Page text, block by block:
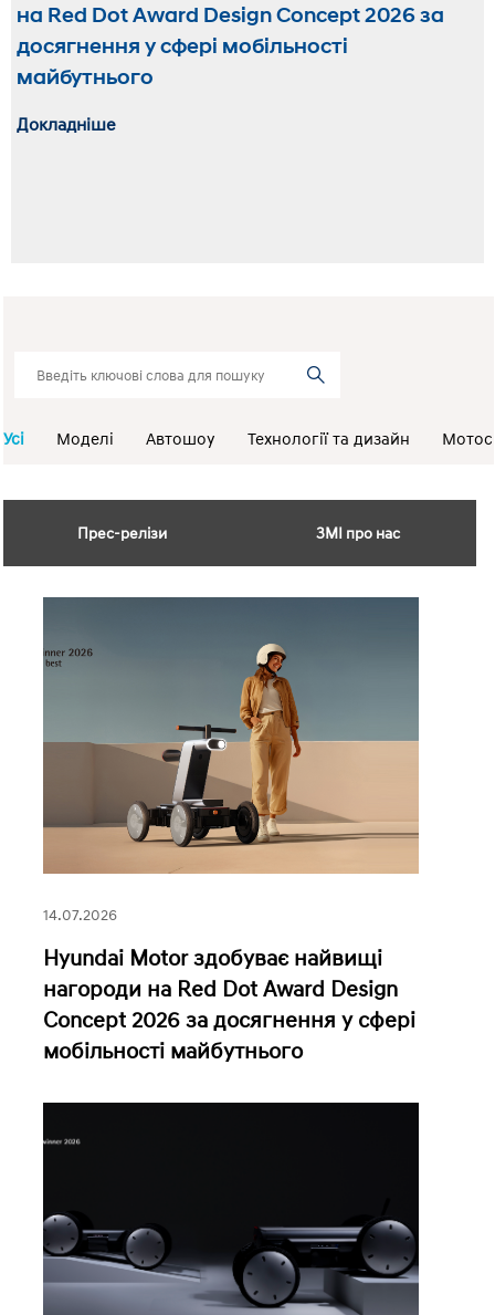
на Red Dot Award Design Concept 2026 за
досягнення у сфері мобільності
майбутнього
Докладніше
Усі Моделі Автошоу Технології та дизайн
Прес-релізи ЗМІ про нас
14.07.2026
Hyundai Motor здобуває найвищі
нагороди на Red Dot Award Design
Concept 2026 за досягнення у сфері
мобільності майбутнього